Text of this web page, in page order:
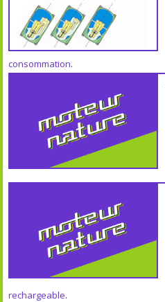
consommation.
rechargeable.